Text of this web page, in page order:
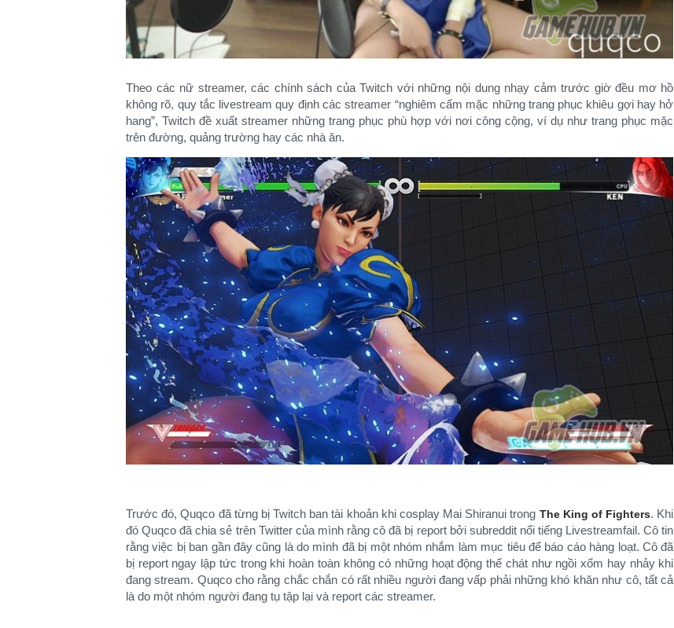
Theo các nữ streamer, các chính sách của Twitch với những nội dung nhạy cảm trước giờ đều mơ hồ
không rõ, quy tắc livestream quy định các streamer “nghiêm cấm mặc những trang phục khiêu gợi hay hở
hang”, Twitch đề xuất streamer những trang phục phù hợp với nơi công cộng, ví dụ như trang phục mặc
trên đường, quảng trường hay các nhà ăn.​
Trước đó, Quqco đã từng bị Twitch ban tài khoản khi cosplay Mai Shiranui trong The King of Fighters. Khi
đó Quqco đã chia sẻ trên Twitter của mình rằng cô đã bị report bởi subreddit nổi tiếng Livestreamfail. Cô tin
rằng việc bị ban gần đây cũng là do mình đã bị một nhóm nhắm làm mục tiêu để báo cáo hàng loạt. Cô đã
bị report ngay lập tức trong khi hoàn toàn không có những hoạt động thể chát như ngồi xổm hay nhảy khi
đang stream. Quqco cho rằng chắc chắn có rất nhiều người đang vấp phải những khó khăn như cô, tất cả
là do một nhóm người đang tụ tập lại và report các streamer.​